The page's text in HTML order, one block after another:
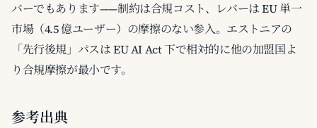
バーでもあります——制約は合規コスト、レバーは EU 単一
市場（4.5 億ユーザー）の摩擦のない参入。エストニアの
「先行後規」パスは EU AI Act 下で相対的に他の加盟国よ
り合規摩擦が最小です。
参考出典